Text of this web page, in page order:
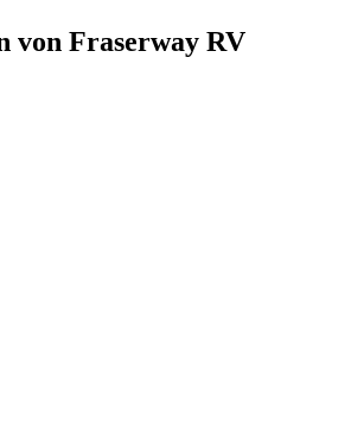
von Fraserway RV